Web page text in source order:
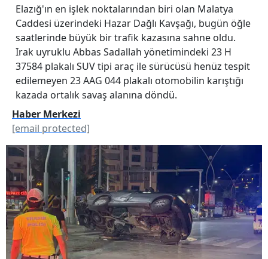
Elazığ'ın en işlek noktalarından biri olan Malatya
Caddesi üzerindeki Hazar Dağlı Kavşağı, bugün öğle
saatlerinde büyük bir trafik kazasına sahne oldu.
Irak uyruklu Abbas Sadallah yönetimindeki 23 H
37584 plakalı SUV tipi araç ile sürücüsü henüz tespit
edilemeyen 23 AAG 044 plakalı otomobilin karıştığı
kazada ortalık savaş alanına döndü.
Haber Merkezi
[email protected]